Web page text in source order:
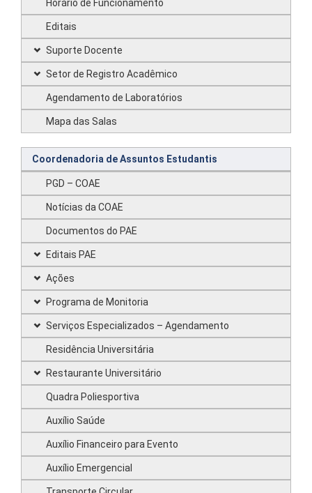
Horário de Funcionamento
Editais
Suporte Docente
Setor de Registro Acadêmico
Agendamento de Laboratórios
Mapa das Salas
Coordenadoria de Assuntos Estudantis
PGD – COAE
Notícias da COAE
Documentos do PAE
Editais PAE
Ações
Programa de Monitoria
Serviços Especializados – Agendamento
Residência Universitária
Restaurante Universitário
Quadra Poliesportiva
Auxílio Saúde
Auxílio Financeiro para Evento
Auxílio Emergencial